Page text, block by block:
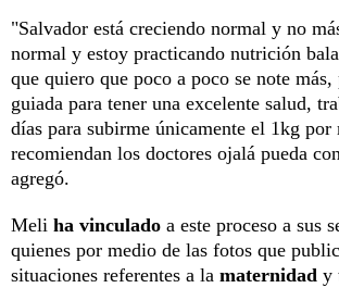
"Salvador está creciendo normal y no
normal y estoy practicando nutrición
que quiero que poco a poco se note más,
guiada para tener una excelente salud,
días para subirme únicamente el 1kg por
recomiendan los doctores ojalá pueda
agregó.
Meli ha vinculado a este proceso a sus
quienes por medio de las fotos que
situaciones referentes a la maternidad y